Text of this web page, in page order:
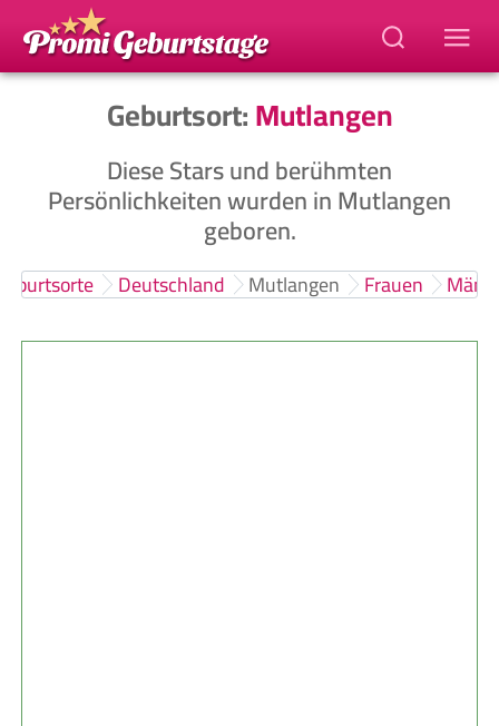
Geburtsort:Mutlangen
Diese Stars und berühmten
Persönlichkeiten wurden in Mutlangen
geboren.
Deutschland Mutlangen Frauen